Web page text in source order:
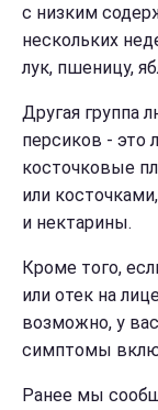
с низким
нескольких
лук, пшеницу,
Другая группа
персиков - это
косточковые
или
и нектарины.
Кроме того,
или отек на
возможно, у
симптомы
Ранее мы